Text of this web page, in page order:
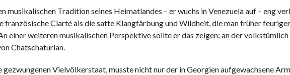
Tradition seines Heimatlandes – er wuchs in Venezuela auf – eng
französische Clarté als die satte Klangfärbung und Wildheit, die man früher
einer weiteren musikalischen Perspektive sollte er das zeigen: an der volkstümlich
Chatschaturian.
gezwungenen Vielvölkerstaat, musste nicht nur der in Georgien aufgewachsene